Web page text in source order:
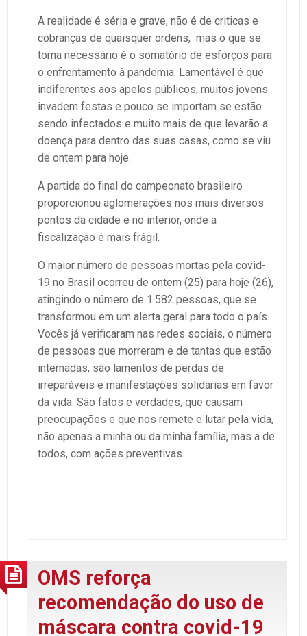
A realidade é séria e grave, não é de criticas e
cobranças de quaisquer ordens, mas o que se
torna necessário é o somatório de esforços para
o enfrentamento à pandemia. Lamentável é que
indiferentes aos apelos públicos, muitos jovens
invadem festas e pouco se importam se estão
sendo infectados e muito mais de que levarão a
doença para dentro das suas casas, como se viu
de ontem para hoje.
A partida do final do campeonato brasileiro
proporcionou aglomerações nos mais diversos
pontos da cidade e no interior, onde a
fiscalização é mais frágil.
O maior número de pessoas mortas pela covid-
19 no Brasil ocorreu de ontem (25) para hoje (26),
atingindo o número de 1.582 pessoas, que se
transformou em um alerta geral para todo o país.
Vocês já verificaram nas redes sociais, o número
de pessoas que morreram e de tantas que estão
internadas, são lamentos de perdas de
irreparáveis e manifestações solidárias em favor
da vida. São fatos e verdades, que causam
preocupações e que nos remete e lutar pela vida,
não apenas a minha ou da minha família, mas a de
todos, com ações preventivas.
OMS reforça
recomendação do uso de
máscara contra covid-19